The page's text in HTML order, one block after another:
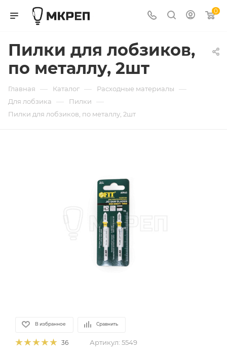
0
Пилки для лобзиков,
по металлу, 2шт
Главная — Каталог — Расходные материалы —
Для лобзика — Пилки —
Пилки для лобзиков, по металлу, 2шт
В избранное Сравнить
36 Артикул: 5549